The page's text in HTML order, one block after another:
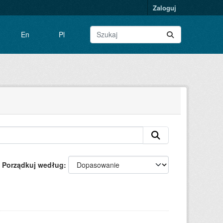
Zaloguj
En Pl
Porządkuj według